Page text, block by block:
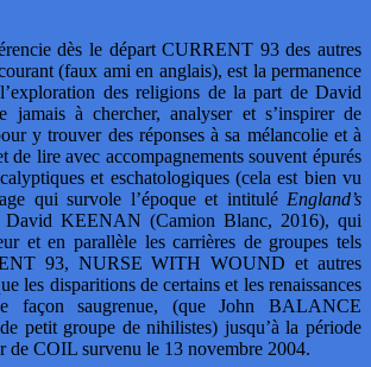
dès le départ CURRENT 93 des autres
(faux ami en anglais), est la permanence
des religions de la part de David
jamais à chercher, analyser et s’inspirer de
y trouver des réponses à sa mélancolie et à
de lire avec accompagnements souvent épurés
et eschatologiques (cela est bien vu
qui survole l’époque et intitulé England’s
David KEENAN (Camion Blanc, 2016), qui
et en parallèle les carrières de groupes tels
93, NURSE WITH WOUND et autres
les disparitions de certains et les renaissances
façon saugrenue, (que John BALANCE
petit groupe de nihilistes) jusqu’à la période
de COIL survenu le 13 novembre 2004.